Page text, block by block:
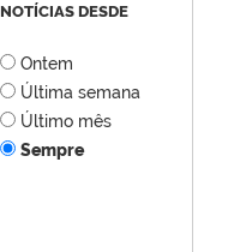
NOTÍCIAS DESDE
Ontem
Última semana
Último mês
Sempre